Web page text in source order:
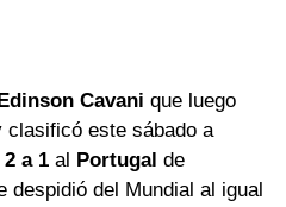
Cavani que luego
clasificó este sábado a
2 a 1 al Portugal de
despidió del Mundial al igual